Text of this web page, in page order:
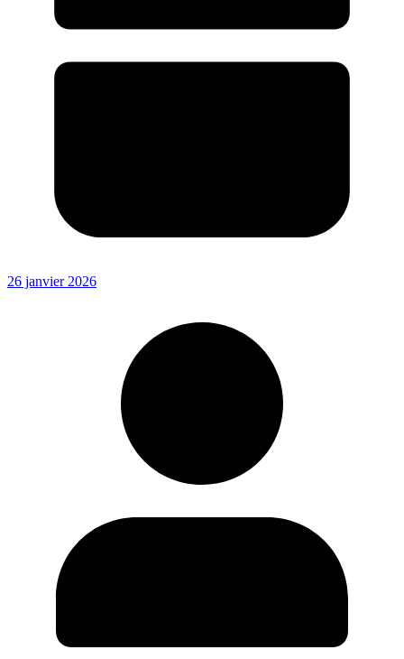
26 janvier 2026